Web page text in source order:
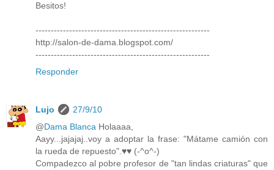
Besitos!
---------------------------------------------------------
http://salon-de-dama.blogspot.com/
---------------------------------------------------------
Responder
Lujo
27/9/10
@Dama Blanca Holaaaa,
Aayy...jajajaj..voy a adoptar la frase: "Mátame camión con
la rueda de repuesto".♥♥ (-^o^-)
Compadezco al pobre profesor de "tan lindas criaturas" que